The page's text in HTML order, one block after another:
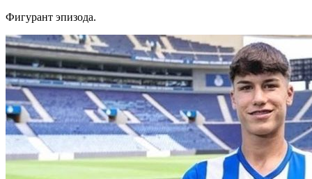
Фигурант эпизода.